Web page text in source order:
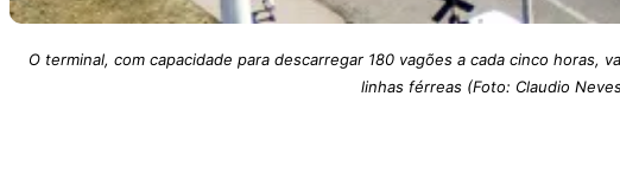
O terminal, com capacidade para descarregar 180 vagões a cada cinco horas,
linhas férreas (Foto: Claudio